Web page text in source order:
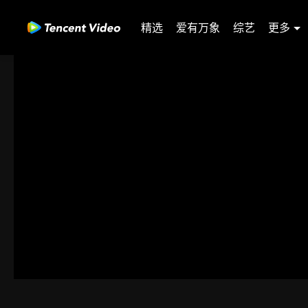
精选 爱有万象 综艺 更多